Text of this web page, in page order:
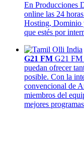
En Producciones
online las 24
Hosting, Dominio
que estés por
G21 FM G21 FM
puedan ofrecer
posible. Con la
convencional de
miembros del
mejores